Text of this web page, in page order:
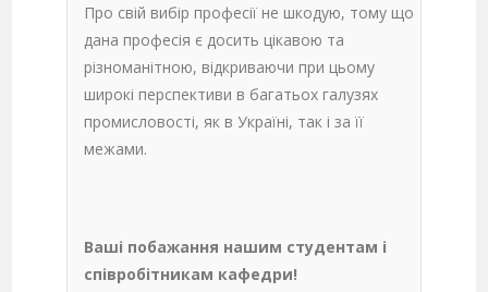
Про свій вибір професії не шкодую, тому що
дана професія є досить цікавою та
різноманітною, відкриваючи при цьому
широкі перспективи в багатьох галузях
промисловості, як в Україні, так і за її
межами.
Ваші побажання нашим студентам і
співробітникам кафедри!